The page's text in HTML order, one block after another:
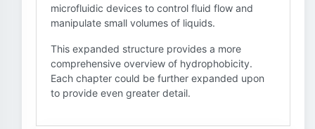
microfluidic devices to control fluid flow and
manipulate small volumes of liquids.
This expanded structure provides a more
comprehensive overview of hydrophobicity.
Each chapter could be further expanded upon
to provide even greater detail.